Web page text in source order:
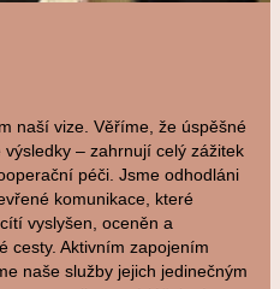
naší vize. Věříme, že úspěšné
– zahrnují celý zážitek
péči. Jsme odhodláni
komunikace, které
vyslyšen, oceněn a
cesty. Aktivním zapojením
naše služby jejich jedinečným